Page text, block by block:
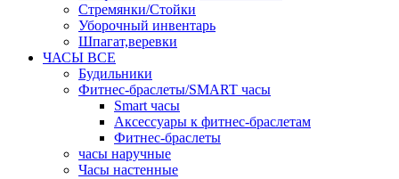
Стремянки/Стойки
Уборочный инвентарь
Шпагат,веревки
ЧАСЫ ВСЕ
Будильники
Фитнес-браслеты/SMART часы
Smart часы
Аксессуары к фитнес-браслетам
Фитнес-браслеты
часы наручные
Часы настенные